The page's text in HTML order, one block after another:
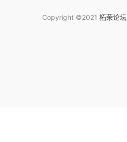
Copyright ©2021 柘荣论坛